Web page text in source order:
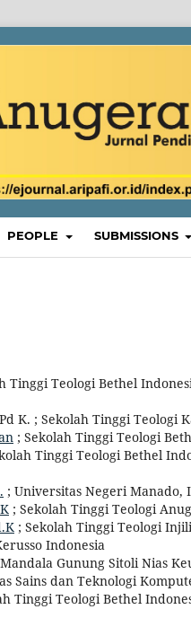
PEOPLE SUBMISSIONS
Tinggi Teologi Bethel
K. ; Sekolah Tinggi Teologi
; Sekolah Tinggi Teologi
Tinggi Teologi Bethel
; Universitas Negeri Manado,
; Sekolah Tinggi Teologi
; Sekolah Tinggi Teologi
Indonesia
Mandala Gunung Sitoli Nias
Sains dan Teknologi
Tinggi Teologi Bethel